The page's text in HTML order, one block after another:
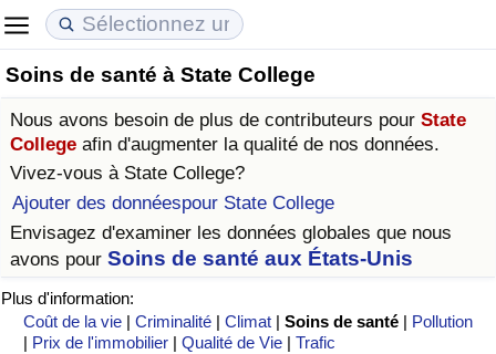
Soins de santé à State College
Nous avons besoin de plus de contributeurs pour State
College afin d'augmenter la qualité de nos données.
Vivez-vous à State College?
Ajouter des donnéespour State College
Envisagez d'examiner les données globales que nous
avons pour Soins de santé aux États-Unis
Plus d'information:
Coût de la vie |Criminalité |Climat |Soins de santé | Pollution
| Prix de l'immobilier |Qualité de Vie |Trafic
Coût de la vie
Indice du Coût de la Vie (Actuel)
Indice du Coût de la Vie
Indice du coût de la vie par pays
à Akaba
Prix de l'immobilier
Indice des Prix de l'immobilier (Actuel)
Indice des Prix de l'immobilier
Indice des Prix de l'immobilier par Pays
Qualité de Vie
Indice de Qualité de Vie
Indice de Qualité de Vie (Actuel)
Indice de qualité de vie par pays
Criminalité